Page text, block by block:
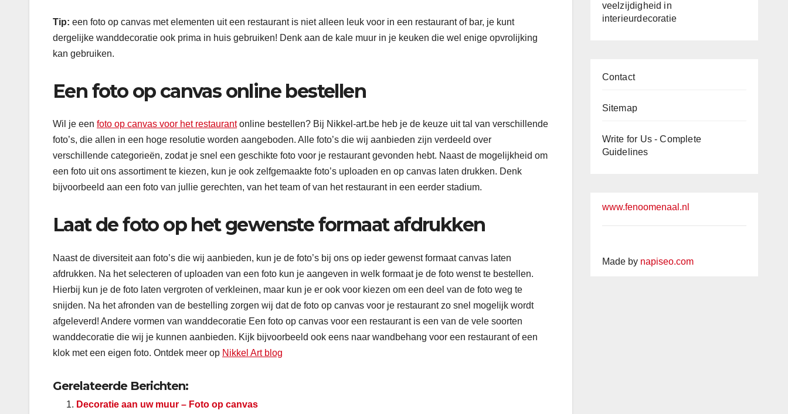
Tip: een foto op canvas met elementen uit een restaurant is niet alleen leuk voor in een restaurant of bar, je kunt
dergelijke wanddecoratie ook prima in huis gebruiken! Denk aan de kale muur in je keuken die wel enige opvrolijking
kan gebruiken.
Een foto op canvas online bestellen
Wil je een foto op canvas voor het restaurantonline bestellen? Bij Nikkel-art.be heb je de keuze uit tal van verschillende
foto’s, die allen in een hoge resolutie worden aangeboden. Alle foto’s die wij aanbieden zijn verdeeld over
verschillende categorieën, zodat je snel een geschikte foto voor je restaurant gevonden hebt. Naast de mogelijkheid om
een foto uit ons assortiment te kiezen, kun je ook zelfgemaakte foto’s uploaden en op canvas laten drukken. Denk
bijvoorbeeld aan een foto van jullie gerechten, van het team of van het restaurant in een eerder stadium.
Laat de foto op het gewenste formaat afdrukken
Naast de diversiteit aan foto’s die wij aanbieden, kun je de foto’s bij ons op ieder gewenst formaat canvas laten
afdrukken. Na het selecteren of uploaden van een foto kun je aangeven in welk formaat je de foto wenst te bestellen.
Hierbij kun je de foto laten vergroten of verkleinen, maar kun je er ook voor kiezen om een deel van de foto weg te
snijden. Na het afronden van de bestelling zorgen wij dat de foto op canvas voor je restaurant zo snel mogelijk wordt
afgeleverd! Andere vormen van wanddecoratie Een foto op canvas voor een restaurant is een van de vele soorten
wanddecoratie die wij je kunnen aanbieden. Kijk bijvoorbeeld ook eens naar wandbehang voor een restaurant of een
klok met een eigen foto. Ontdek meer op Nikkel Art blog
Gerelateerde Berichten:
Decoratie aan uw muur – Foto op canvas
veelzijdigheid in
interieurdecoratie
Contact
Sitemap
Write for Us - Complete
Guidelines
www.fenoomenaal.nl
Made by napiseo.com